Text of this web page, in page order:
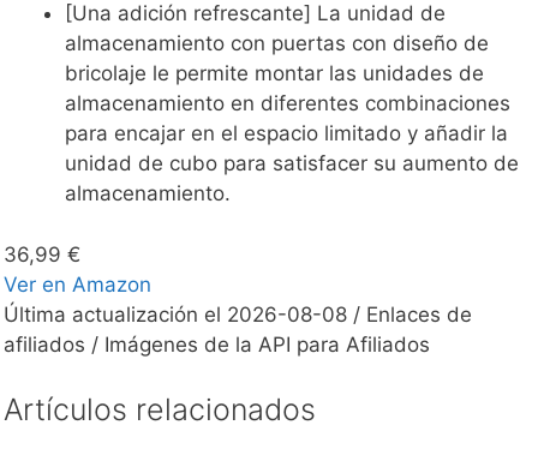
[Una adición refrescante] La unidad de
almacenamiento con puertas con diseño de
bricolaje le permite montar las unidades de
almacenamiento en diferentes combinaciones
para encajar en el espacio limitado y añadir la
unidad de cubo para satisfacer su aumento de
almacenamiento.
36,99 €
Ver en Amazon
Última actualización el 2026-08-08 / Enlaces de
afiliados / Imágenes de la API para Afiliados
Artículos relacionados